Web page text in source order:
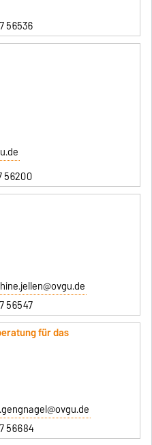
56536
56200
56547
für das
56684